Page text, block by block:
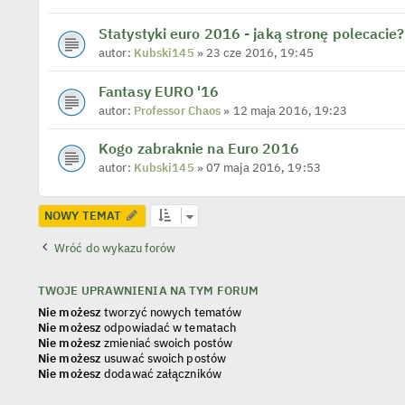
Statystyki euro 2016 - jaką stronę polecacie?
autor: Kubski145 » 23 cze 2016, 19:45
Fantasy EURO '16
autor: Professor Chaos» 12 maja 2016, 19:23
Kogo zabraknie na Euro 2016
autor: Kubski145 » 07 maja 2016, 19:53
NOWY TEMAT
Wróć do wykazu forów
TWOJE UPRAWNIENIA NA TYM FORUM
Nie możesz tworzyć nowych tematów
Nie możesz odpowiadać w tematach
Nie możesz zmieniać swoich postów
Nie możesz usuwać swoich postów
Nie możesz dodawać załączników